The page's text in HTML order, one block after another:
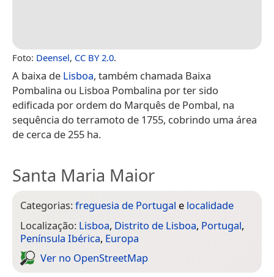
Foto: Deensel, CC BY 2.0.
A baixa de Lisboa, também chamada Baixa
Pombalina ou Lisboa Pombalina por ter sido
edificada por ordem do Marquês de Pombal, na
sequência do terramoto de 1755, cobrindo uma área
de cerca de 255 ha.
Santa Maria Maior
Categorias:freguesia de Portugal e localidade
Localização: Lisboa, Distrito de Lisboa, Portugal,
Península Ibérica, Europa
Ver no Open­Street­Map